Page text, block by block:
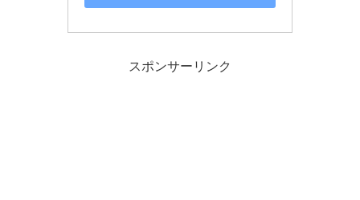
スポンサーリンク